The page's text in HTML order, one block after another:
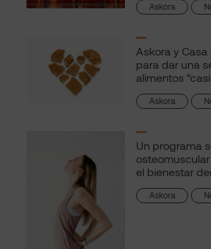
Askora
Askora y Casa
para dar una
alimentos
Askora
Un programa
el bienestar
Askora